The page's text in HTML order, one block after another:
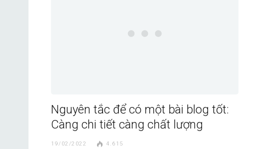
Nguyên tắc để có một bài blog tốt:
Càng chi tiết càng chất lượng
19/02/2022 4.615